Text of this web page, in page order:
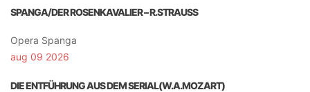
SPANGA/DER ROSENKAVALIER – R.STRAUSS
Opera Spanga
aug 09 2026
DIE ENTFÜHRUNG AUS DEM SERIAL(W.A.MOZART)